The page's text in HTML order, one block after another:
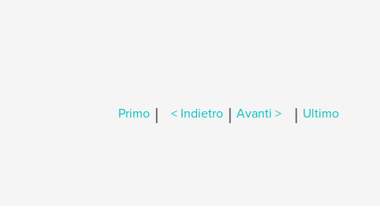
Primo | < Indietro | Avanti > | Ultimo